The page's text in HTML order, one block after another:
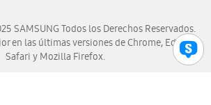
SAMSUNG Todos los Derechos Reservados.
en las últimas versiones de Chrome, Edge,
Safari y Mozilla Firefox.